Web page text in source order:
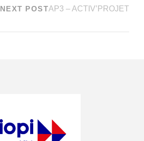
NEXT POSTAP3 – ACTIV’PROJET